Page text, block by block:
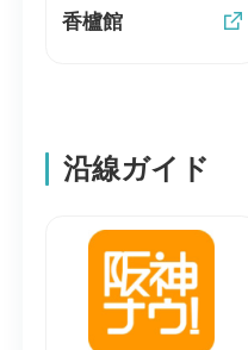
香櫨館
沿線ガイド